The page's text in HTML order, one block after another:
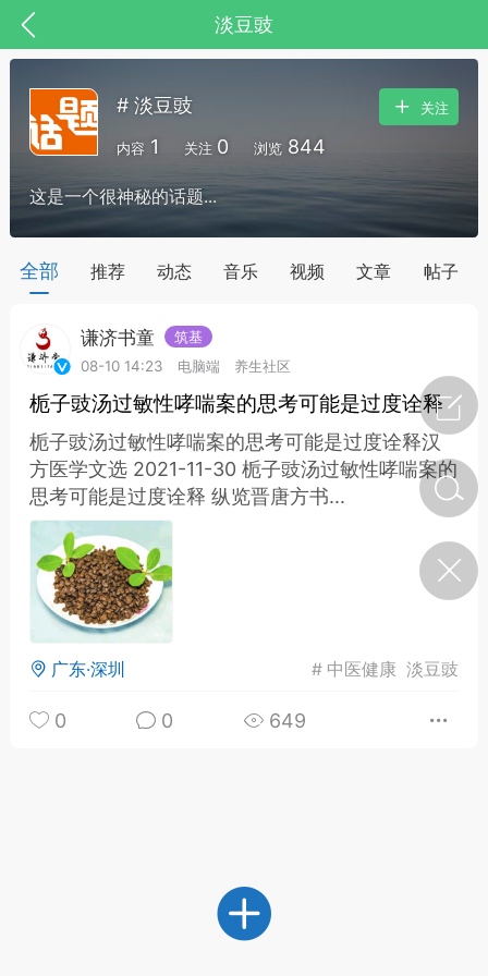
淡豆豉
，华夏中医人：家门口的中医人！
节气气象
·特急预警】关
节返乡期间“闪
急提示
0
如何购买【理肺清瘟膏】
小海（HAi）
谷气行、营卫通：内经视角
下的脾胃调养要义
# 淡豆豉
内容 1 关注 0 浏览 844
关注
这是一个很神秘的话题...
全部 推荐 动态 音乐 视频 文章 帖子
谦济书童
筑基
08-10 14:23
电脑端 养生社区
栀子豉汤过敏性哮喘案的思考可能是过度诠释
栀子豉汤过敏性哮喘案的思考可能是过度诠释汉
方医学文选 2021-11-30 栀子豉汤过敏性哮喘案的
思考可能是过度诠释 纵览晋唐方书...
广东·深圳 # 中医健康 淡豆豉
0 0 649